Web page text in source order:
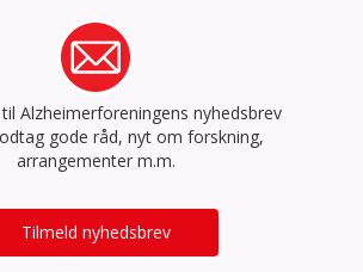
Alzheimerforeningens nyhedsbrev
gode råd, nyt om forskning,
arrangementer m.m.
Tilmeld nyhedsbrev